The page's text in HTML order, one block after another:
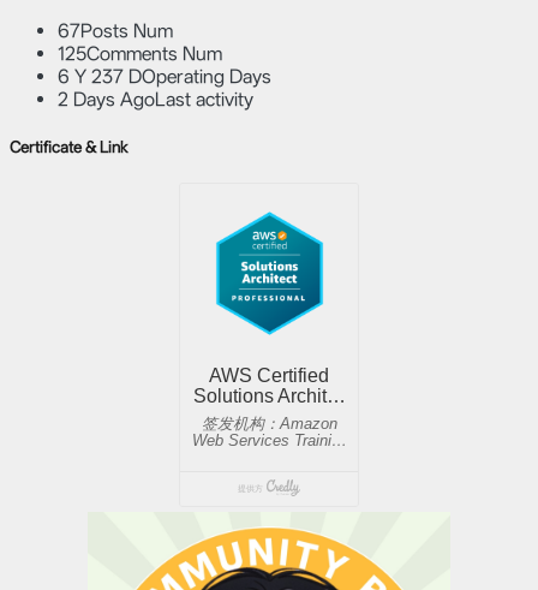
67Posts Num
125Comments Num
6 Y 237 DOperating Days
2 Days AgoLast activity
Certificate & Link